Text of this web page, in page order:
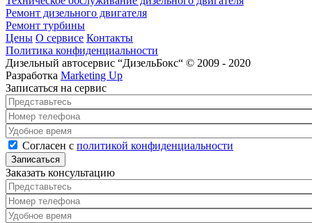
Ремонт дизельного двигателя
Ремонт турбины
Цены О сервисе Контакты
Политика конфиденциальности
Дизельный автосервис “ДизельБокс“ © 2009 - 2020
Разработка Marketing Up
Записаться на сервис
Представьтесь
Номер телефона
Удобное время
Согласен с политикой конфиденциальности*
Согласен с политикой конфиденциальности
Заказать консультацию
Представьтесь
Номер телефона
Удобное время